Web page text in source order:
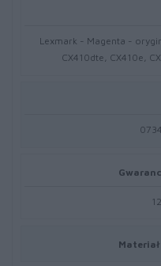
Lexmark - Magenta -
CX410dte, CX410e,